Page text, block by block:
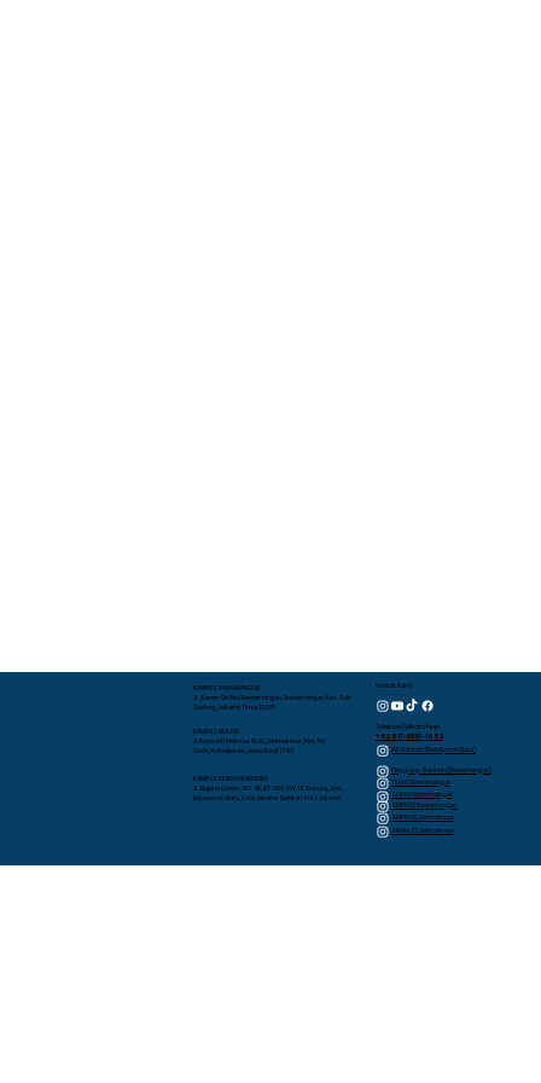
KAMPUS RAWAMANGUN
Jl. Sunan Giri No.1 Rawamangun, Rawamangun, Kec. Pulo
Gadung, Jakarta Timur 13220
KAMPUS BEKASI
Jl. Raya Jati Makmur No.10, Jatimakmur, Kec. Pd.
Gede, Kota Bekasi, Jawa Barat 17413
KAMPUS KEBAYORAN BARU
JL. Bujana Dalam, NO. 48, RT. 009, RW. 01, Gunung, Kec.
Kebayoran Baru, Kota Jakarta Selatan, D.K.I. Jakarta
Kontak Kami
Telepon/WhatsApp
+62 817-0337-1952
RA Sakinah (Kebayoran Baru)
Playgroup Sakinah (Rawamangun)
TKIA 13 Rawamangun
SDIA 13 Rawamangun
SMPIA 12 Rawamangun
SMPIA 55 Jatimakmur
SMAIA 33 Jatimakmur